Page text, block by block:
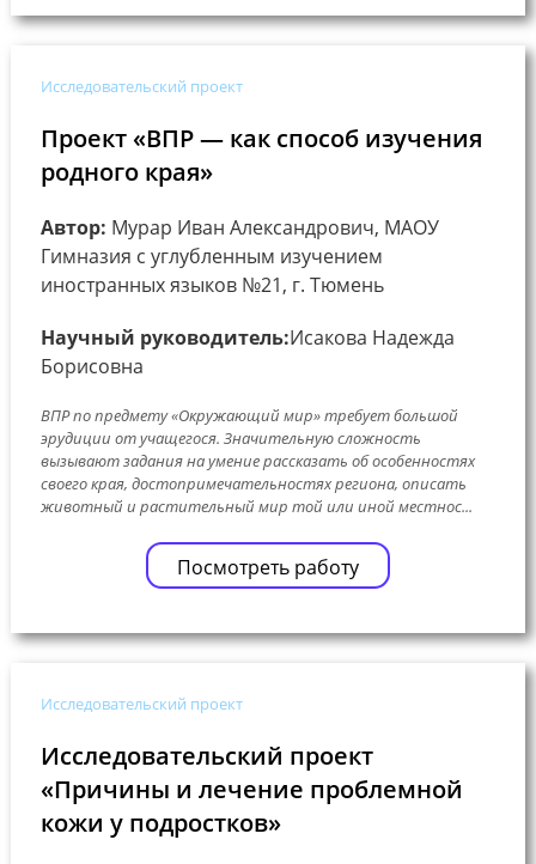
Исследовательский проект
Проект «ВПР — как способ изучения
родного края»
Автор: Мурар Иван Александрович, МАОУ
Гимназия с углубленным изучением
иностранных языков №21, г. Тюмень
Научный руководитель:Исакова Надежда
Борисовна
ВПР по предмету «Окружающий мир» требует большой
эрудиции от учащегося. Значительную сложность
вызывают задания на умение рассказать об особенностях
своего края, достопримечательностях региона, описать
животный и растительный мир той или иной местнос...
Посмотреть работу
Исследовательский проект
Исследовательский проект
«Причины и лечение проблемной
кожи у подростков»